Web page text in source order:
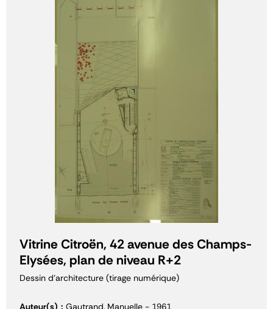
Vitrine Citroën, 42 avenue des Champs-
Elysées, plan de niveau R+2
Dessin d'architecture (tirage numérique)
Auteur(s)
Gautrand, Manuelle - 1961